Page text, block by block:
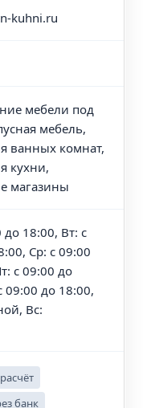
kuhni.ru
мебели под
мебель,
ванных комнат,
кухни,
магазины
18:00, Вт: с
Ср: с 09:00
с 09:00 до
09:00 до 18:00,
Вс:
банк